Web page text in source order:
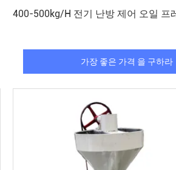
400-500kg/H 전기 난방 제어 오일 프
가장 좋은 가격 을 구하라